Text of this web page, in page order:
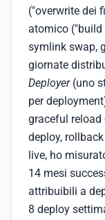
("overwrite dei
atomico
symlink swap,
giornate
Deployer(uno
per
graceful reload
deploy,
live, ho
14 mesi
attribuibili a
8 deploy